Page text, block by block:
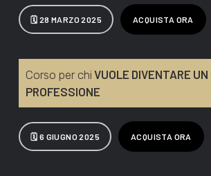
🗓 28 MARZO 2025 ACQUISTA ORA
Corso per chi VUOLE DIVENTARE UN
PROFESSIONE
🗓 6 GIUGNO 2025 ACQUISTA ORA